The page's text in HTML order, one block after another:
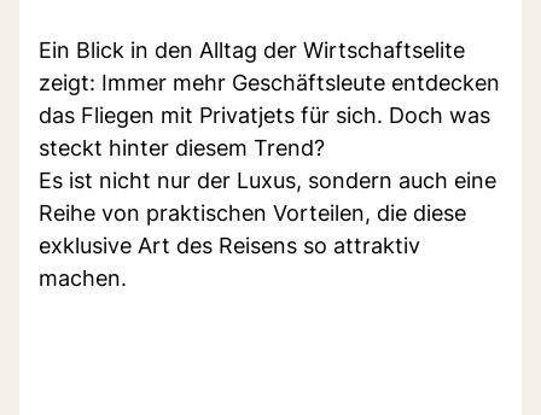
Ein Blick in den Alltag der Wirtschaftselite
zeigt: Immer mehr Geschäftsleute entdecken
das Fliegen mit Privatjets für sich. Doch was
steckt hinter diesem Trend?
Es ist nicht nur der Luxus, sondern auch eine
Reihe von praktischen Vorteilen, die diese
exklusive Art des Reisens so attraktiv
machen.